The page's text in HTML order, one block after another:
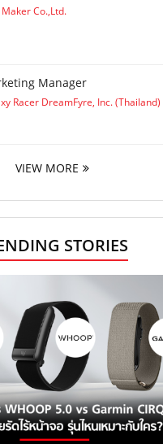
Co.,Ltd.
Manager
Racer DreamFyre, Inc. (Thailand)
VIEW MORE
STORIES